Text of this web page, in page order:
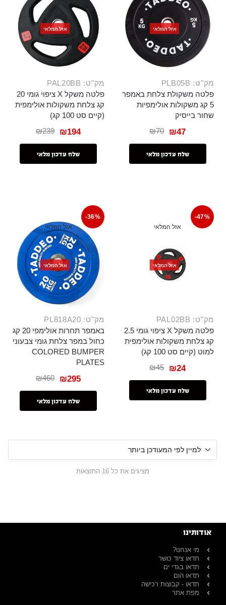
אזל המלאי
מק"ט: PLB05B
פלטה משקולת צלחת באמפר
5 קג משקולות אולימפיות
שחור בייסיק
₪70 ₪47
שלח עדכון מלאי
אזל המלאי
מק"ט: PAL20BB
פלטה משקל X ציפוי גומי 20
קג צלחת משקולות אולימפית
(קיים סט 100 קג)
₪239 ₪194
שלח עדכון מלאי
-47%
אזל המלאי
אזל המלאי
מק"ט: PAL02BB
פלטה משקל X ציפוי גומי 2.5
קג צלחת משקולות אולימפית
למוט (קיים סט 100 קג)
₪45 ₪24
שלח עדכון מלאי
-36%
אזל המלאי
אזל המלאי
מק"ט: PL818A20
באמפר תחרות אולימפי 20 קג
כחול במפר צלחת גומי צבעוני
COLORED BUMPER
PLATES
₪460 ₪295
שלח עדכון מלאי
מציגים את כל ⁦16⁩ התוצאות
אודותינו
מי אנחנו?
תדאו ציוד כושר
תדאו בגדי ים
תדאו הום
תדאו - קבוצות רכישה
מפת אתר